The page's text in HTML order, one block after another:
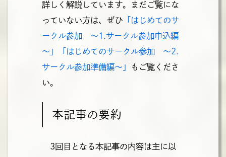
詳しく解説しています。まだご覧にな
っていない方は、ぜひ「はじめてのサ
ークル参加 ～1.サークル参加申込編
～」
「はじめてのサークル参加 ～2.
サークル参加準備編～」
もご覧くださ
い。
本記事の要約
3回目となる本記事の内容は主に以